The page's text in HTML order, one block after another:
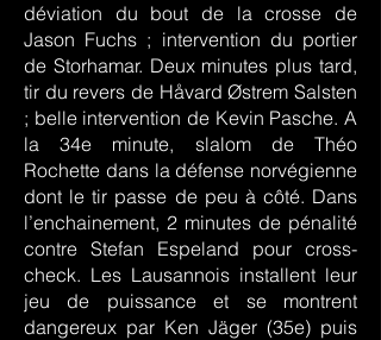
déviation du bout de la crosse de
Jason Fuchs ; intervention du portier
de Storhamar. Deux minutes plus tard,
tir du revers de Håvard Østrem Salsten
; belle intervention de Kevin Pasche. A
la 34e minute, slalom de Théo
Rochette dans la défense norvégienne
dont le tir passe de peu à côté. Dans
l’enchainement, 2 minutes de pénalité
contre Stefan Espeland pour cross-
check. Les Lausannois installent leur
jeu de puissance et se montrent
dangereux par Ken Jäger (35e) puis